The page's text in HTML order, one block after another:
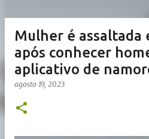
Mulher é assaltada
após conhecer
aplicativo de
agosto 19, 2023